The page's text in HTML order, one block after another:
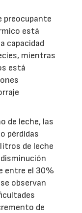
preocupante
está
capacidad
mientras
está
de leche, las
pérdidas
de leche
entre el 30%
observan
de